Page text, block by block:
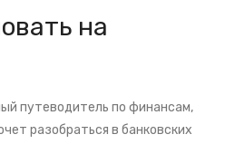
на
путеводитель по финансам,
разобраться в банковских